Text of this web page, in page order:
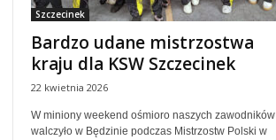
Szczecinek
Bardzo udane mistrzostwa
kraju dla KSW Szczecinek
22 kwietnia 2026
W miniony weekend ośmioro naszych zawodników
walczyło w Będzinie podczas Mistrzostw Polski w